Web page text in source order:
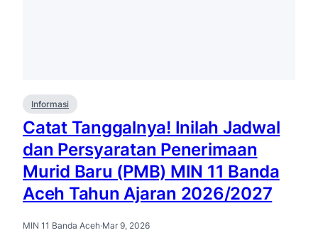
Informasi
Catat Tanggalnya! Inilah Jadwal
dan Persyaratan Penerimaan
Murid Baru (PMB) MIN 11 Banda
Aceh Tahun Ajaran 2026/2027
MIN 11 Banda Aceh·Mar 9, 2026